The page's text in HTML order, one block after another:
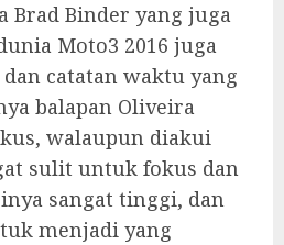
Brad Binder yang juga
Moto3 2016 juga
catatan waktu yang
balapan Oliveira
walaupun diakui
sulit untuk fokus dan
sangat tinggi, dan
menjadi yang